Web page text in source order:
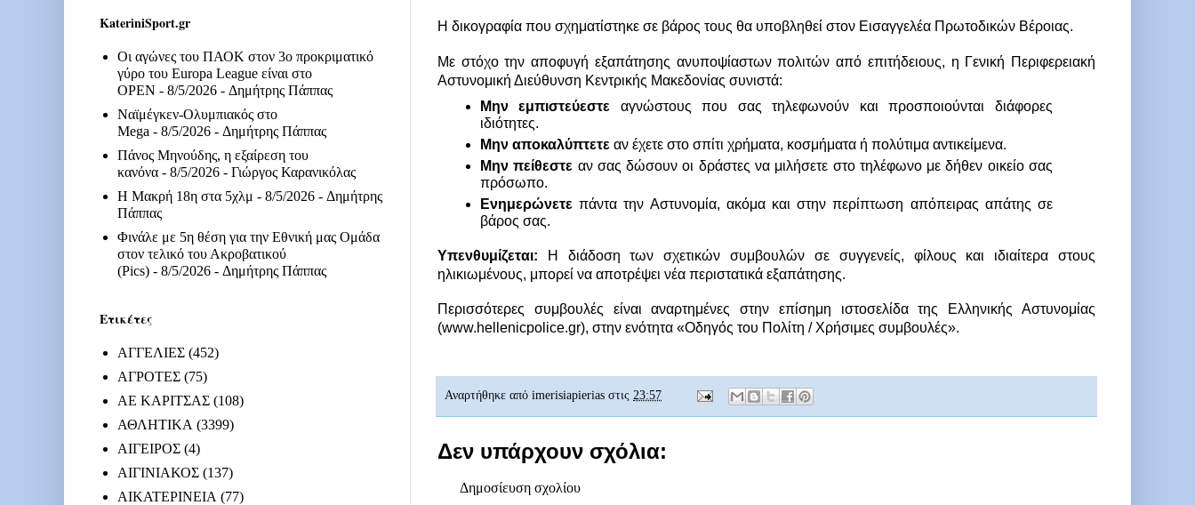
Η δικογραφία που σχηματίστηκε σε βάρος τους θα υποβληθεί στον Εισαγγελέα Πρωτοδικών Βέροιας.
Με στόχο την αποφυγή εξαπάτησης ανυποψίαστων πολιτών από επιτήδειους, η Γενική Περιφερειακή
Αστυνομική Διεύθυνση Κεντρικής Μακεδονίας συνιστά:
Μην εμπιστεύεστε αγνώστους που σας τηλεφωνούν και προσποιούνται διάφορες
ιδιότητες.
Μην αποκαλύπτετε αν έχετε στο σπίτι χρήματα, κοσμήματα ή πολύτιμα αντικείμενα.
Μην πείθεστε αν σας δώσουν οι δράστες να μιλήσετε στο τηλέφωνο με δήθεν οικείο σας
πρόσωπο.
Ενημερώνετε πάντα την Αστυνομία, ακόμα και στην περίπτωση απόπειρας απάτης σε
βάρος σας.
Υπενθυμίζεται:
Η διάδοση των σχετικών συμβουλών σε συγγενείς, φίλους και ιδιαίτερα στους
ηλικιωμένους, μπορεί να αποτρέψει νέα περιστατικά εξαπάτησης.
Περισσότερες συμβουλές είναι αναρτημένες στην επίσημη ιστοσελίδα της Ελληνικής Αστυνομίας
(www.hellenicpolice.gr), στην ενότητα «Οδηγός του Πολίτη / Χρήσιμες συμβουλές».
Αναρτήθηκε από imerisiapierias στις 23:57
Δεν υπάρχουν σχόλια:
Δημοσίευση σχολίου
KateriniSport.gr
Οι αγώνες του ΠΑΟΚ στον 3ο προκριματικό
γύρο του Europa League είναι στο
OPEN - 8/5/2026 - Δημήτρης Πάππας
Ναϊμέγκεν-Ολυμπιακός στο
Mega - 8/5/2026 - Δημήτρης Πάππας
Πάνος Μηνούδης, η εξαίρεση του
κανόνα - 8/5/2026 - Γιώργος Καρανικόλας
Η Μακρή 18η στα 5χλμ - 8/5/2026 - Δημήτρης
Πάππας
Φινάλε με 5η θέση για την Εθνική μας Ομάδα
στον τελικό του Ακροβατικού
(Pics) - 8/5/2026 - Δημήτρης Πάππας
Ετικέτες
ΑΓΓΕΛΙΕΣ (452)
ΑΓΡΟΤΕΣ (75)
ΑΕ ΚΑΡΙΤΣΑΣ (108)
ΑΘΛΗΤΙΚΑ (3399)
ΑΙΓΕΙΡΟΣ (4)
ΑΙΓΙΝΙΑΚΟΣ (137)
ΑΙΚΑΤΕΡΙΝΕΙΑ (77)